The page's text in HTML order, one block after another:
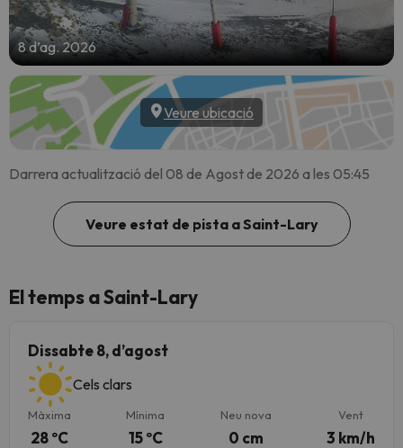
8 d’ag. 2026
Veure ubicació
Darrera actualització del 08 de Agost de 2026 a les 05:45
Veure estat de pista a Saint-Lary
El temps a Saint-Lary
Dissabte 8, d’agost
Cels clars
Màxima
28 ºC
Mínima
15 ºC
Neu nova
0 cm
Vent
3 km/h